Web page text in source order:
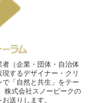
（企業・団体・自治体
するデザイナー・クリ
「自然と共生」をテー
株式会社スノーピークの
送りします。